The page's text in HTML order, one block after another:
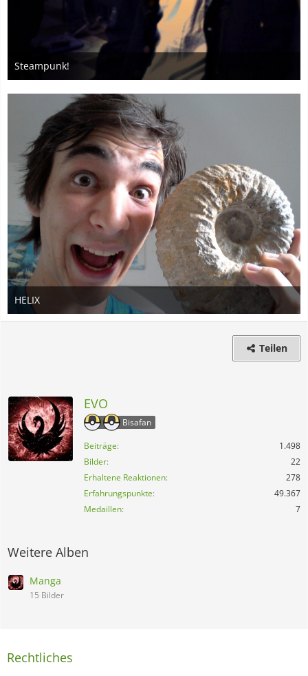
Steampunk!
3. Januar 2013
HELIX
8. August 2014
Teilen
EVO
Bisafan
Beiträge
1.498
Bilder
22
Erhaltene Reaktionen
278
Erfahrungspunkte
49.367
Medaillen
7
Weitere Alben
Manga
15 Bilder
Rechtliches